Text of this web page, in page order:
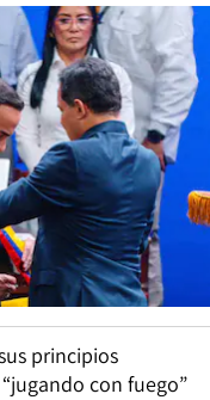
principios
con fuego”